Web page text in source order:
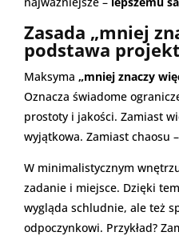
Zasada „mniej
podstawa
Maksyma „mniej znaczy
Oznacza świadome
prostoty i jakości. Zamiast
wyjątkowa. Zamiast chaosu
W minimalistycznym
zadanie i miejsce. Dzięki
wygląda schludnie, ale też
odpoczynkowi. Przykład?